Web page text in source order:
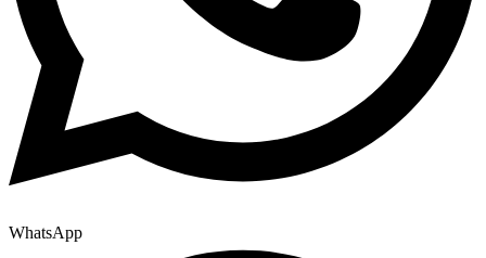
WhatsApp